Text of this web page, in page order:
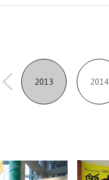
2013 2014